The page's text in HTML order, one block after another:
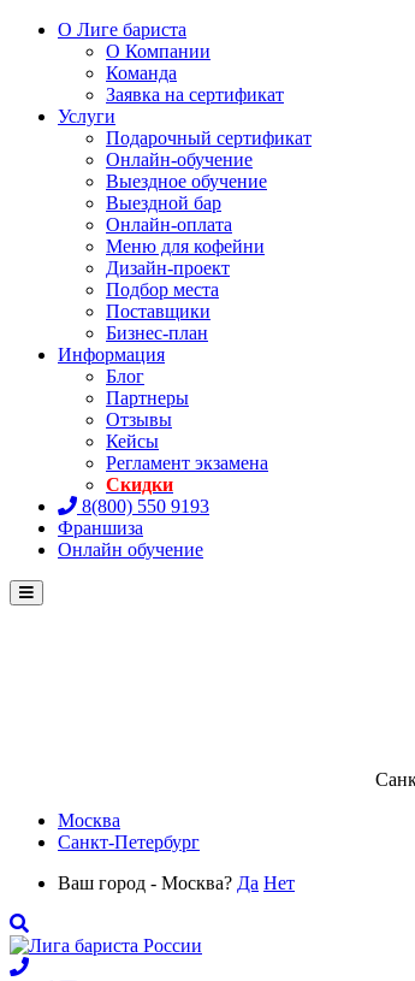
О Лиге бариста
О Компании
Команда
Заявка на сертификат
Услуги
Подарочный сертификат
Онлайн-обучение
Выездное обучение
Выездной бар
Онлайн-оплата
Меню для кофейни
Дизайн-проект
Подбор места
Поставщики
Бизнес-план
Информация
Блог
Партнеры
Отзывы
Кейсы
Регламент экзамена
Скидки
8(800) 550 9193
Франшиза
Онлайн обучение
Menu
Москва
Санкт-Петербург
Ваш город - Москва? Да Нет